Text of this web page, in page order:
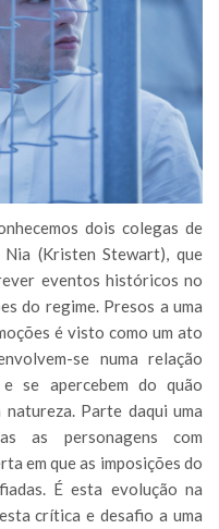
dois colegas de
(Kristen Stewart), que
eventos históricos no
do regime. Presos a uma
é visto como um ato
se numa relação
se apercebem do quão
Parte daqui uma
as personagens com
em que as imposições do
É esta evolução na
crítica e desafio a uma